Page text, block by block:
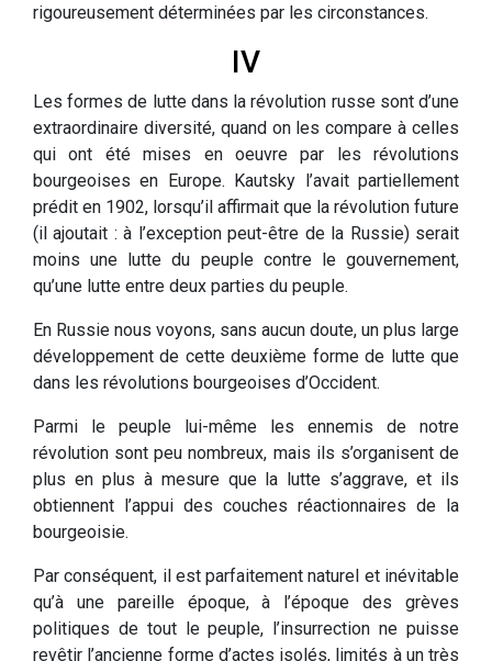
rigoureusement déterminées par les circonstances.
IV
Les formes de lutte dans la révolution russe sont d’une
extraordinaire diversité, quand on les compare à celles
qui ont été mises en oeuvre par les révolutions
bourgeoises en Europe. Kautsky l’avait partiellement
prédit en 1902, lorsqu’il affirmait que la révolution future
(il ajoutait : à l’exception peut-être de la Russie) serait
moins une lutte du peuple contre le gouvernement,
qu’une lutte entre deux parties du peuple.
En Russie nous voyons, sans aucun doute, un plus large
développement de cette deuxième forme de lutte que
dans les révolutions bourgeoises d’Occident.
Parmi le peuple lui-même les ennemis de notre
révolution sont peu nombreux, mais ils s’organisent de
plus en plus à mesure que la lutte s’aggrave, et ils
obtiennent l’appui des couches réactionnaires de la
bourgeoisie.
Par conséquent, il est parfaitement naturel et inévitable
qu’à une pareille époque, à l’époque des grèves
politiques de tout le peuple, l’insurrection ne puisse
revêtir l’ancienne forme d’actes isolés, limités à un très